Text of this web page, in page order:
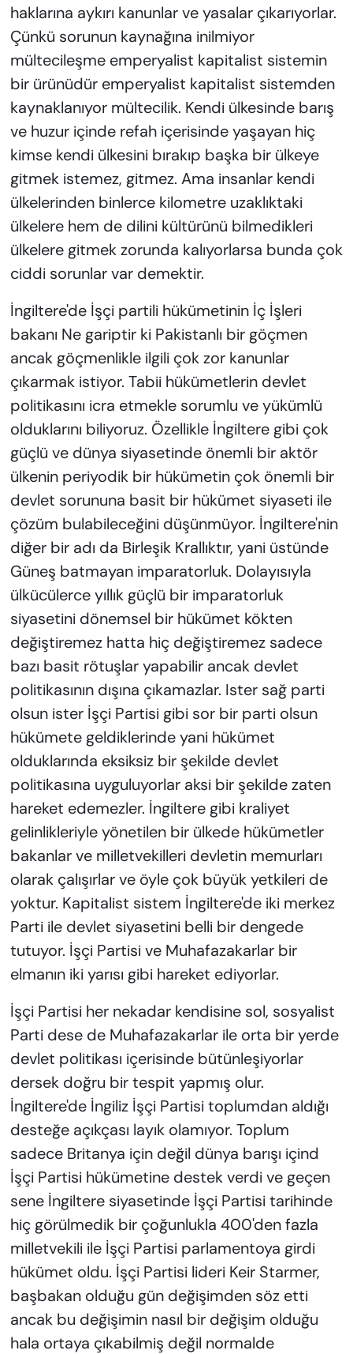
haklarına aykırı kanunlar ve yasalar çıkarıyorlar.
Çünkü sorunun kaynağına inilmiyor
mültecileşme emperyalist kapitalist sistemin
bir ürünüdür emperyalist kapitalist sistemden
kaynaklanıyor mültecilik. Kendi ülkesinde barış
ve huzur içinde refah içerisinde yaşayan hiç
kimse kendi ülkesini bırakıp başka bir ülkeye
gitmek istemez, gitmez. Ama insanlar kendi
ülkelerinden binlerce kilometre uzaklıktaki
ülkelere hem de dilini kültürünü bilmedikleri
ülkelere gitmek zorunda kalıyorlarsa bunda çok
ciddi sorunlar var demektir.
İngiltere'de İşçi partili hükümetinin İç İşleri
bakanı Ne gariptir ki Pakistanlı bir göçmen
ancak göçmenlikle ilgili çok zor kanunlar
çıkarmak istiyor. Tabii hükümetlerin devlet
politikasını icra etmekle sorumlu ve yükümlü
olduklarını biliyoruz. Özellikle İngiltere gibi çok
güçlü ve dünya siyasetinde önemli bir aktör
ülkenin periyodik bir hükümetin çok önemli bir
devlet sorununa basit bir hükümet siyaseti ile
çözüm bulabileceğini düşünmüyor. İngiltere'nin
diğer bir adı da Birleşik Krallıktır, yani üstünde
Güneş batmayan imparatorluk. Dolayısıyla
ülkücülerce yıllık güçlü bir imparatorluk
siyasetini dönemsel bir hükümet kökten
değiştiremez hatta hiç değiştiremez sadece
bazı basit rötuşlar yapabilir ancak devlet
politikasının dışına çıkamazlar. Ister sağ parti
olsun ister İşçi Partisi gibi sor bir parti olsun
hükümete geldiklerinde yani hükümet
olduklarında eksiksiz bir şekilde devlet
politikasına uyguluyorlar aksi bir şekilde zaten
hareket edemezler. İngiltere gibi kraliyet
gelinlikleriyle yönetilen bir ülkede hükümetler
bakanlar ve milletvekilleri devletin memurları
olarak çalışırlar ve öyle çok büyük yetkileri de
yoktur. Kapitalist sistem İngiltere'de iki merkez
Parti ile devlet siyasetini belli bir dengede
tutuyor. İşçi Partisi ve Muhafazakarlar bir
elmanın iki yarısı gibi hareket ediyorlar.
İşçi Partisi her nekadar kendisine sol, sosyalist
Parti dese de Muhafazakarlar ile orta bir yerde
devlet politikası içerisinde bütünleşiyorlar
dersek doğru bir tespit yapmış olur.
İngiltere'de İngiliz İşçi Partisi toplumdan aldığı
desteğe açıkçası layık olamıyor. Toplum
sadece Britanya için değil dünya barışı içind
İşçi Partisi hükümetine destek verdi ve geçen
sene İngiltere siyasetinde İşçi Partisi tarihinde
hiç görülmedik bir çoğunlukla 400'den fazla
milletvekili ile İşçi Partisi parlamentoya girdi
hükümet oldu. İşçi Partisi lideri Keir Starmer,
başbakan olduğu gün değişimden söz etti
ancak bu değişimin nasıl bir değişim olduğu
hala ortaya çıkabilmiş değil normalde